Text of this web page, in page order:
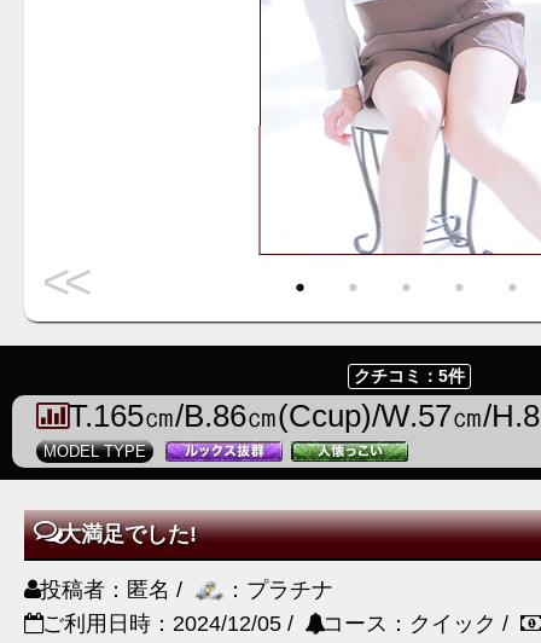
<< ・ ・ ・ ・ ・
クチコミ：5件
T.165㎝/B.86㎝(Ccup)/W.57㎝/
MODEL TYPE
大満足でした!
投稿者：匿名 /
：プラチナ
ご利用日時：2024/12/05 /
コース：クイック /